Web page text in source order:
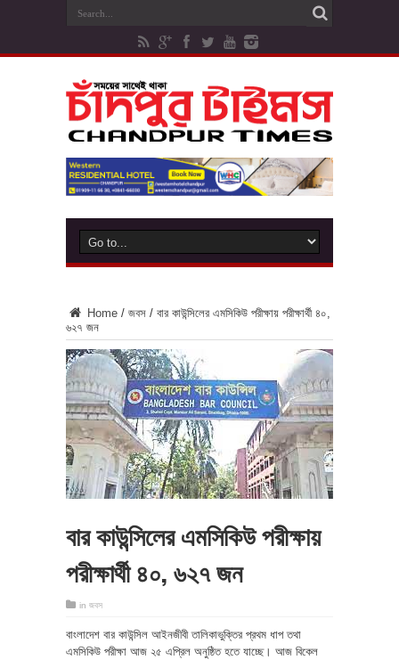
Home / জবস / বার কাউন্সিলের এমসিকিউ পরীক্ষায় পরীক্ষার্থী ৪০,
৬২৭ জন
বার কাউন্সিলের এমসিকিউ পরীক্ষায়
পরীক্ষার্থী ৪০, ৬২৭ জন
in জবস
বাংলাদেশ বার কাউন্সিল আইনজীবী তালিকাভুক্তির প্রথম ধাপ তথা
এমসিকিউ পরীক্ষা আজ ২৫ এপ্রিল অনুষ্ঠিত হতে যাচ্ছে। আজ বিকেল